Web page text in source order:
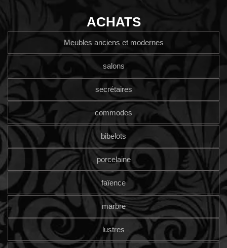
ACHATS
Meubles anciens et modernes
salons
secrétaires
commodes
bibelots
porcelaine
faïence
marbre
lustres